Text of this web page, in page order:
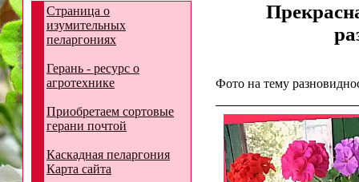
Страница о
изумительных
пеларгониях
Герань - ресурс о
агротехнике
Приобретаем сортовые
герани почтой
Каскадная пеларгония
Карта сайта
Фото на тему